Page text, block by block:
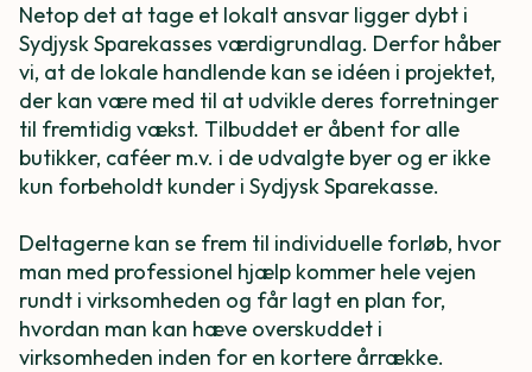
Netop det at tage et lokalt ansvar ligger dybt i
Sydjysk Sparekasses værdigrundlag. Derfor håber
vi, at de lokale handlende kan se idéen i projektet,
der kan være med til at udvikle deres forretninger
til fremtidig vækst. Tilbuddet er åbent for alle
butikker, caféer m.v. i de udvalgte byer og er ikke
kun forbeholdt kunder i Sydjysk Sparekasse.
Deltagerne kan se frem til individuelle forløb, hvor
man med professionel hjælp kommer hele vejen
rundt i virksomheden og får lagt en plan for,
hvordan man kan hæve overskuddet i
virksomheden inden for en kortere årrække.